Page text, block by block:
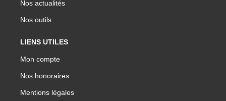
Nos actualités
Nos outils
LIENS UTILES
Mon compte
Nos honoraires
Mentions légales